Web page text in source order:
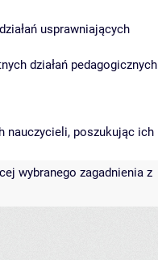
usprawniających
działań pedagogicznych
nauczycieli, poszukując ich
wybranego zagadnienia z